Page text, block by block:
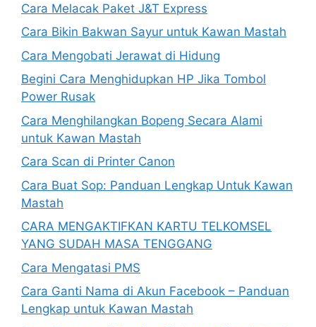
Cara Melacak Paket J&T Express
Cara Bikin Bakwan Sayur untuk Kawan Mastah
Cara Mengobati Jerawat di Hidung
Begini Cara Menghidupkan HP Jika Tombol
Power Rusak
Cara Menghilangkan Bopeng Secara Alami
untuk Kawan Mastah
Cara Scan di Printer Canon
Cara Buat Sop: Panduan Lengkap Untuk Kawan
Mastah
CARA MENGAKTIFKAN KARTU TELKOMSEL
YANG SUDAH MASA TENGGANG
Cara Mengatasi PMS
Cara Ganti Nama di Akun Facebook – Panduan
Lengkap untuk Kawan Mastah